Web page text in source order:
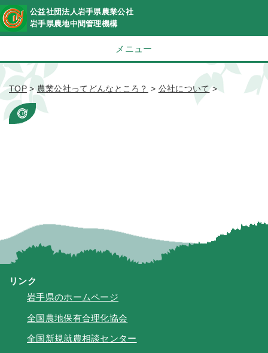
公益社団法人岩手県農業公社
岩手県農地中間管理機構
メニュー
TOP>農業公社ってどんなところ？ > 公社について>
リンク
岩手県のホームページ
全国農地保有合理化協会
全国新規就農相談センター